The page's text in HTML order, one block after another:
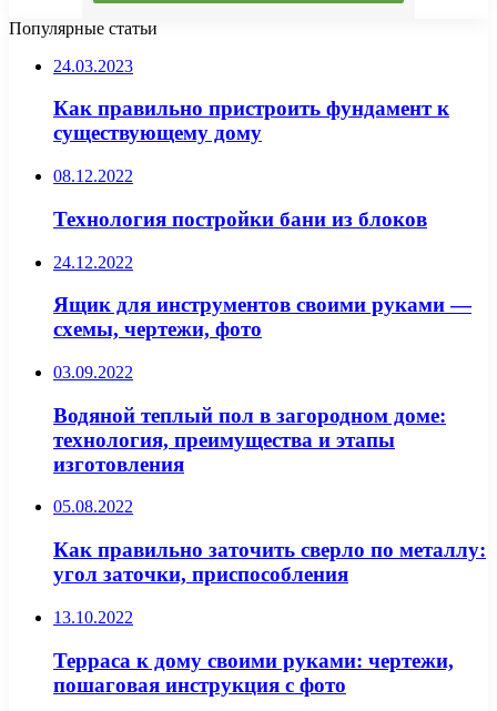
Популярные статьи
24.03.2023
Как правильно пристроить фундамент к
существующему дому
08.12.2022
Технология постройки бани из блоков
24.12.2022
Ящик для инструментов своими руками —
схемы, чертежи, фото
03.09.2022
Водяной теплый пол в загородном доме:
технология, преимущества и этапы
изготовления
05.08.2022
Как правильно заточить сверло по металлу:
угол заточки, приспособления
13.10.2022
Терраса к дому своими руками: чертежи,
пошаговая инструкция с фото